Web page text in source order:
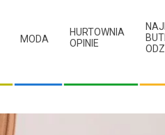
MODA
HURTOWNIA
OPINIE